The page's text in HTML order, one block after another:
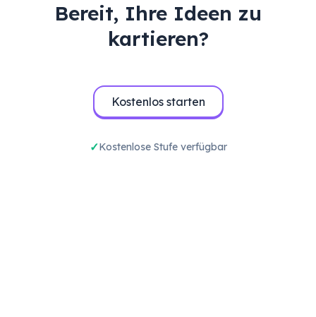
Bereit, Ihre Ideen zu
kartieren?
Kostenlos starten
Kostenlose Stufe verfügbar